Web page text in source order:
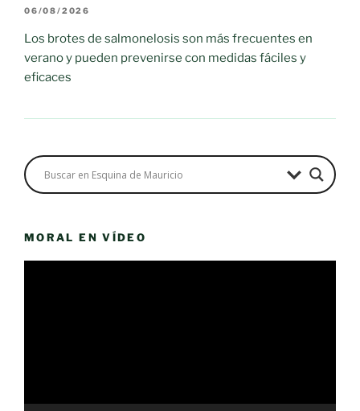
06/08/2026
Los brotes de salmonelosis son más frecuentes en
verano y pueden prevenirse con medidas fáciles y
eficaces
MORAL EN VÍDEO